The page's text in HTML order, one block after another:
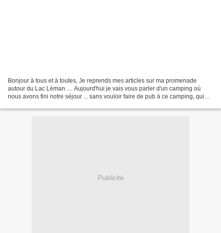
Bonjour à tous et à toutes, Je reprends mes articles sur ma promenade
autour du Lac Léman .... Aujourd'hui je vais vous parler d'un camping où
nous avons fini notre séjour ... sans vouloir faire de pub à ce camping, qui
Publicité